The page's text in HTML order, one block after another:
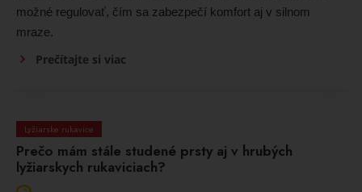
možné regulovať, čím sa zabezpečí komfort aj v silnom
mraze.
Prečítajte si viac
Lyžiarske rukavice
Prečo mám stále studené prsty aj v hrubých
lyžiarskych rukaviciach?